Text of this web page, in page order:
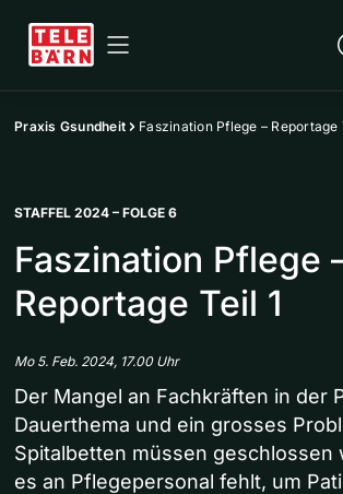
Praxis Gsundheit Faszination Pflege – Reportage
STAFFEL 2024 – FOLGE 6
Faszination Pflege
Reportage Teil 1
Mo 5. Feb. 2024, 17.00 Uhr
Der Mangel an Fachkräften in der
Dauerthema und ein grosses
Spitalbetten müssen geschlossen
es an Pflegepersonal fehlt, um